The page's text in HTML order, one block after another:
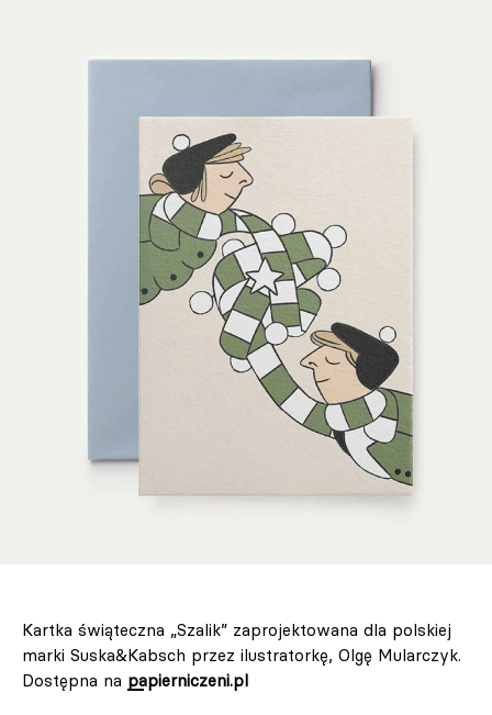
Kartka świąteczna „Szalik” zaprojektowana dla polskiej
marki Suska&Kabsch przez ilustratorkę, Olgę Mularczyk.
Dostępna na papierniczeni.pl